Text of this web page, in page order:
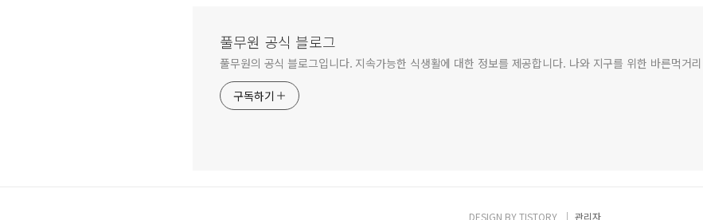
풀무원 공식 블로그
풀무원의 공식 블로그입니다. 지속가능한 식생활에 대한 정보를 제공합니다. 나와 지구를 위한 바른먹거리
구독하기
DESIGN BYTISTORY 관리자